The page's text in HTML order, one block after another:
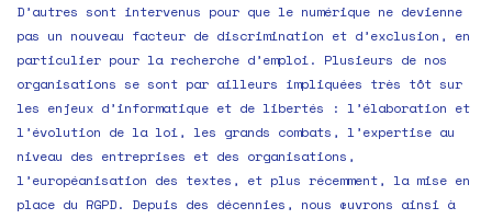
D’autres sont intervenus pour que le numérique ne devienne
pas un nouveau facteur de discrimination et d’exclusion, en
particulier pour la recherche d’emploi. Plusieurs de nos
organisations se sont par ailleurs impliquées très tôt sur
les enjeux d’informatique et de libertés : l’élaboration et
l’évolution de la loi, les grands combats, l’expertise au
niveau des entreprises et des organisations,
l’européanisation des textes, et plus récemment, la mise en
place du RGPD. Depuis des décennies, nous œuvrons ainsi à